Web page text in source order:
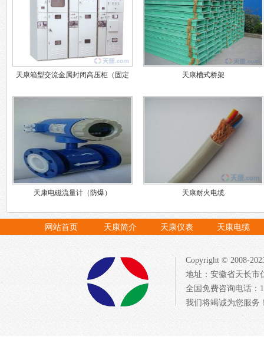
天康箱型交流金属封闭高压柜（固定
天康槽式桥架
天康电磁流量计（防爆） 天康耐火电缆
网站首页 天康简介 天康仪表 天康电缆
Copyright © 2008-
地址：安徽省天长市
全国免费咨询电话：
我们将竭诚为您服务